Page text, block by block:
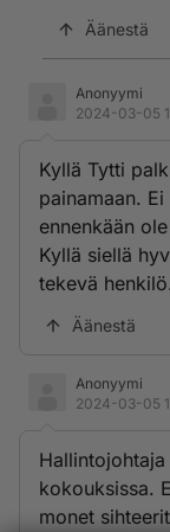
Äänestä
Anonyymi
2024-03-05
Kyllä Tytti
painamaan.
ennenkään
Kyllä siellä
tekevä
Äänestä
Anonyymi
2024-03-05
kokouksissa.
monet